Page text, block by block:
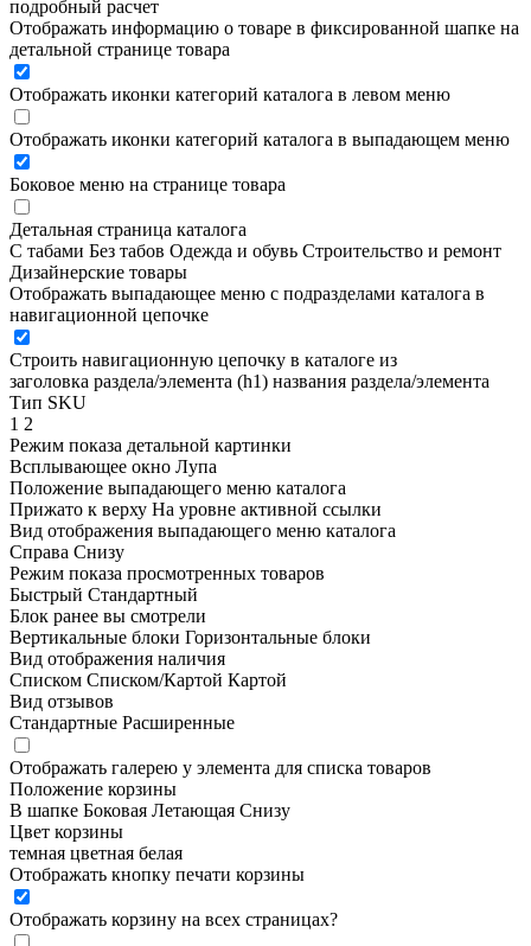
подробный расчет
Отображать информацию о товаре в фиксированной шапке на
детальной странице товара
Отображать иконки категорий каталога в левом меню
Отображать иконки категорий каталога в выпадающем меню
Боковое меню на странице товара
Детальная страница каталога
С табами Без табов Одежда и обувь Строительство и ремонт
Дизайнерские товары
Отображать выпадающее меню с подразделами каталога в
навигационной цепочке
Строить навигационную цепочку в каталоге из
заголовка раздела/элемента (h1) названия раздела/элемента
Тип SKU
1 2
Режим показа детальной картинки
Всплывающее окно Лупа
Положение выпадающего меню каталога
Прижато к верху На уровне активной ссылки
Вид отображения выпадающего меню каталога
Справа Снизу
Режим показа просмотренных товаров
Быстрый Стандартный
Блок ранее вы смотрели
Вертикальные блоки Горизонтальные блоки
Вид отображения наличия
Списком Списком/Картой Картой
Вид отзывов
Стандартные Расширенные
Отображать галерею у элемента для списка товаров
Положение корзины
В шапке Боковая Летающая Снизу
Цвет корзины
темная цветная белая
Отображать кнопку печати корзины
Отображать корзину на всех страницах?